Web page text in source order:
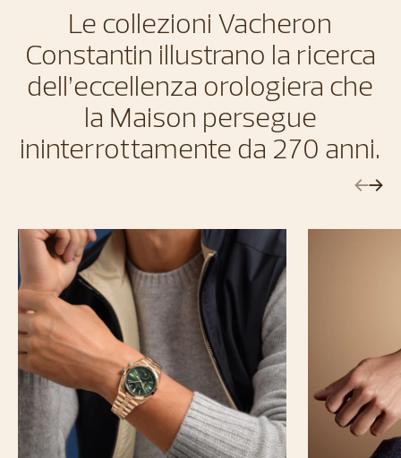
Le collezioni Vacheron
Constantin illustrano la ricerca
dell’eccellenza orologiera che
la Maison persegue
ininterrottamente da 270 anni.